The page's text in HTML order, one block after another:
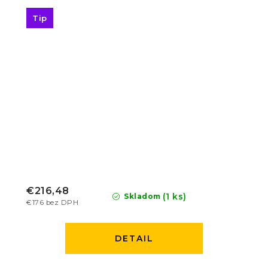
Tip
Skladom (1 ks)
€176 bez DPH
€216,48
DETAIL